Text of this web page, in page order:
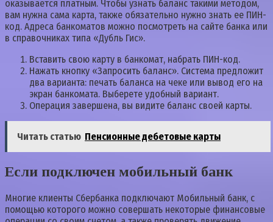
оказывается платным. Чтобы узнать баланс такими методом,
вам нужна сама карта, также обязательно нужно знать ее ПИН-
код. Адреса банкоматов можно посмотреть на сайте банка или
в справочниках типа «Дубль Гис».
Вставить свою карту в банкомат, набрать ПИН-код.
Нажать кнопку «Запросить баланс». Система предложит
два варианта: печать баланса на чеке или вывод его на
экран банкомата. Выберете удобный вариант.
Операция завершена, вы видите баланс своей карты.
Читать статью Пенсионные дебетовые карты
Если подключен мобильный банк
Многие клиенты Сбербанка подключают Мобильный банк, с
помощью которого можно совершать некоторые финансовые